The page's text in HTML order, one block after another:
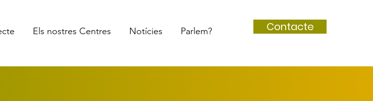
Els nostres Centres Notícies Parlem? Contacte